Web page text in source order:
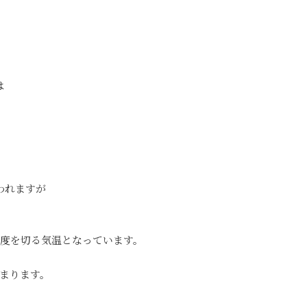
れますが
を切る気温となっています。
ります。